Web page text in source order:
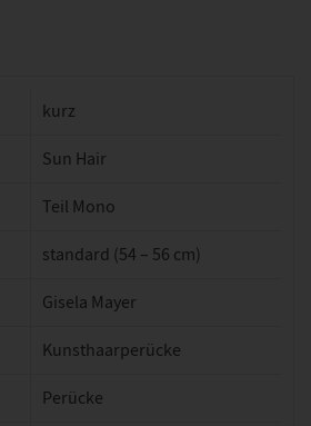
kurz
Sun Hair
Teil Mono
standard (54 – 56 cm)
Gisela Mayer
Kunsthaarperücke
Perücke